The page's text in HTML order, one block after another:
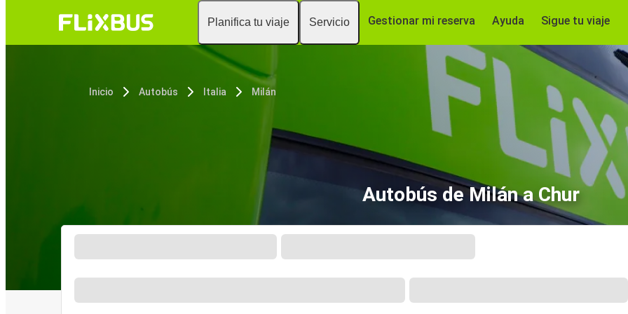
Planifica tu viaje Servicio Gestionar mi reserva Ayuda Sigue tu viaje
Inicio Autobús Italia Milán
Autobús de Milán a Chur